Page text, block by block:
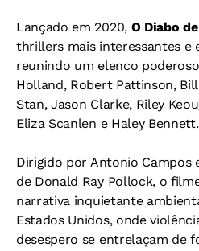
Lançado em 2020,O Diabo de
thrillers mais interessantes e
reunindo um elenco
Holland, Robert Pattinson,
Stan, Jason Clarke, Riley
Eliza Scanlen e Haley Bennett.
Dirigido por Antonio Campos
de Donald Ray Pollock, o
narrativa inquietante
Estados Unidos, onde
desespero se entrelaçam de